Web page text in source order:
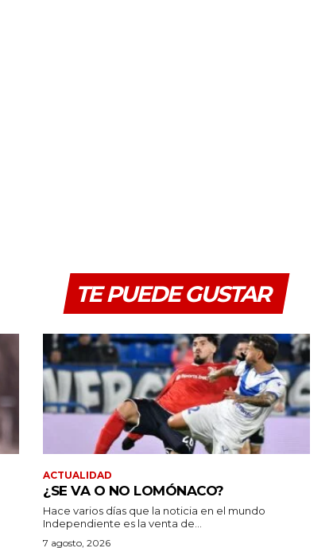
TE PUEDE GUSTAR
ACTUALIDAD
¿SE VA O NO LOMÓNACO?
Hace varios días que la noticia en el mundo
Independiente es la venta de...
7 agosto, 2026